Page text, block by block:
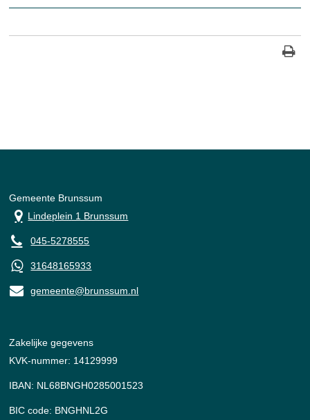
Gemeente Brunssum
Lindeplein 1 Brunssum
045-5278555
31648165933
gemeente@brunssum.nl
Zakelijke gegevens
KVK-nummer: 14129999
IBAN: NL68BNGH0285001523
BIC code: BNGHNL2G